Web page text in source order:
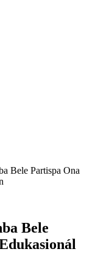
Bele Partispa Ona
Bele